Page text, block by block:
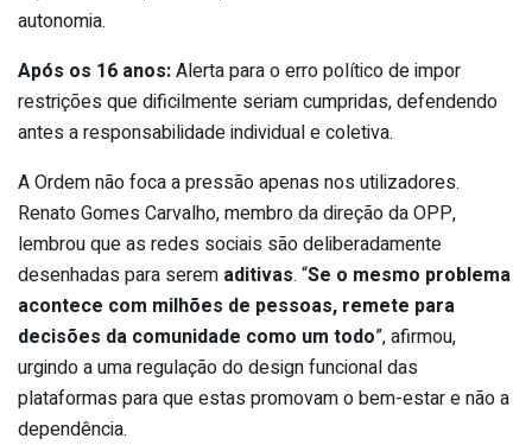
autonomia.
Após os 16 anos:Alerta para o erro político de impor
restrições que dificilmente seriam cumpridas, defendendo
antes a responsabilidade individual e coletiva.
A Ordem não foca a pressão apenas nos utilizadores.
Renato Gomes Carvalho, membro da direção da OPP,
lembrou que as redes sociais são deliberadamente
desenhadas para serem aditivas. “Se o mesmo problema
acontece com milhões de pessoas, remete para
decisões da comunidade como um todo”, afirmou,
urgindo a uma regulação do design funcional das
plataformas para que estas promovam o bem-estar e não a
dependência.